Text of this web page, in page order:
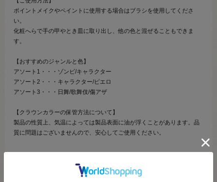
ポイントメイクやペイントに使用する場合はブラシを使用してくださ
い。
化粧へらで手の甲やとき皿に取り出し、他の色と混ぜることもできま
す。
【おすすめのジャンルと色】
アソート1・・・ゾンビ/キャラクター
アソート2・・・キャラクター/ピエロ
アソート3・・・日舞/歌舞伎/傷アザ
【クラウンカラーの保管方法について】
製品の性質上、気温によっては製品表面に油が浮くことがあります。品
質に問題はございませんので、安心してご使用ください。
【ご注文前に必ずお読み下さい】
・表示価格は1個の価格です。